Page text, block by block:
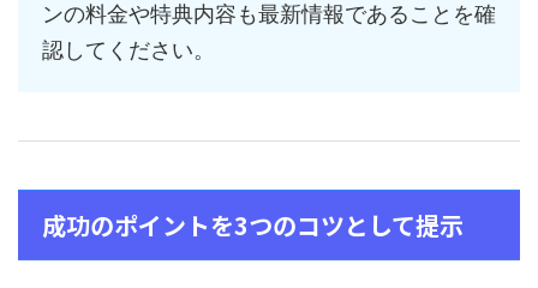
ンの料金や特典内容も最新情報であることを確
認してください。
成功のポイントを3つのコツとして提示